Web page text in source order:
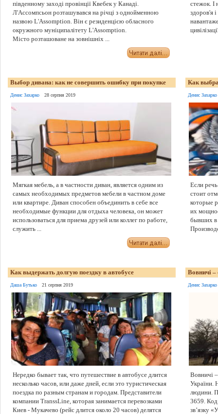
південному заході провінції Квебек у Канаді.
Л'Ассомпсьон розташувався на річці з однойменною
назвою L'Assomption. Він є резиденцією обласного
окружного муніципалітету L'Assomption.
Місто розташоване на зовнішніх ...
стежок. І
здоров'я
Выбор дивана: как не совершить ошибку при покупке
Денис Захарко 28 серпня 2019
Мягкая мебель, а в частности диван, является одним из
самых необходимых предметов мебели в частном доме
или квартире. Диван способен объединить в себе все
необходимые функции для отдыха человека, он может
использоваться для приема друзей или коллег по работе,
служить ...
Как
Денис Захарко
Если
стоит
которые
их
бывших в
Как выдержать долгую поездку в автобусе
Даша Бутько 21 серпня 2019
Нередко бывает так, что путешествие в автобусе длится
несколько часов, или даже дней, если это туристическая
поездка по разным странам и городам. Представители
компании TranssLine, которая занимается перевозками
Киев - Мукачево (рейс длится около 20 часов) делятся
Вовничі –
Денис Захарко
Вовничі
України.
людини.
3659.
зв’язку